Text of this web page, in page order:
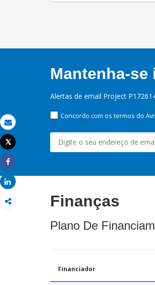
Email
Imprimir
Tweet
Share
Share
Mantenha-
Alertas de email Project
Concordo com os termos do
Finanças
Plano De
Financiador